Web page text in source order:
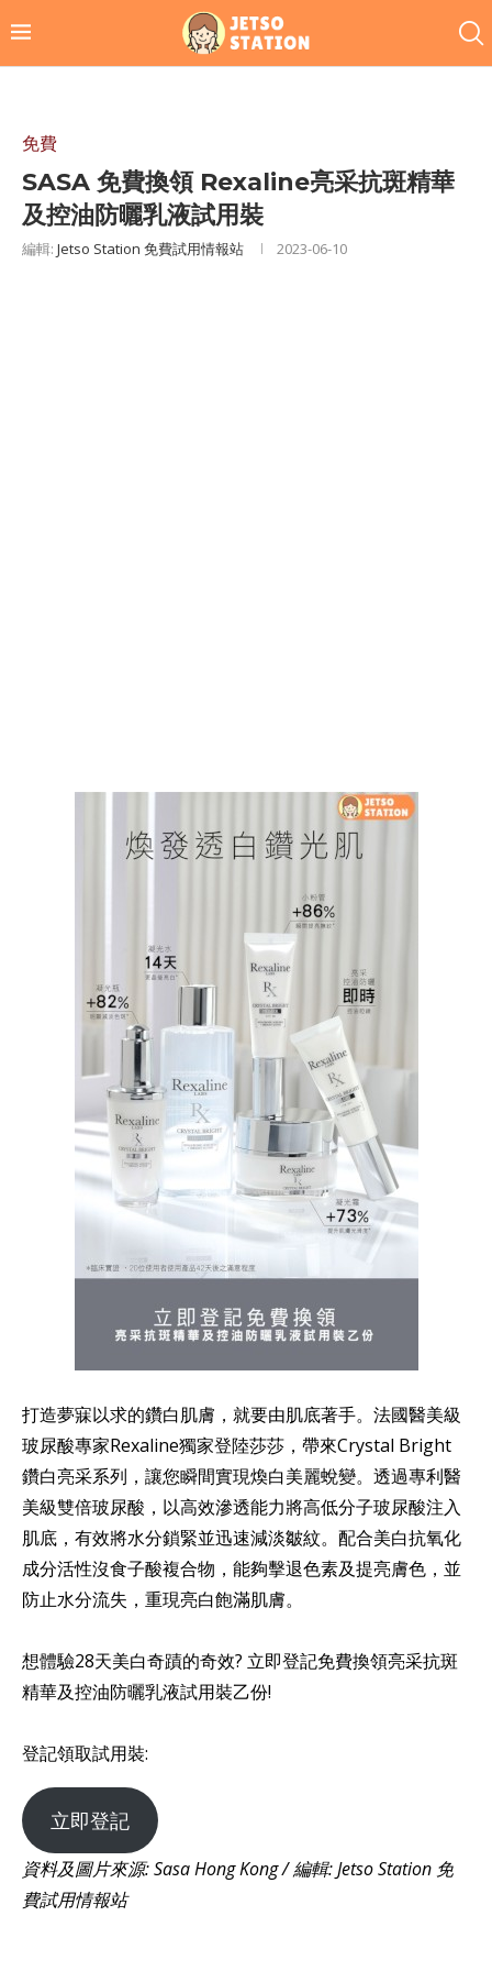
免費
SASA 免費換領 Rexaline亮采抗斑精華
及控油防曬乳液試用裝
編輯: Jetso Station 免費試用情報站 2023-06-10
打造夢寐以求的鑽白肌膚，就要由肌底著手。法國醫美級
玻尿酸專家Rexaline獨家登陸莎莎，帶來Crystal Bright
鑽白亮采系列，讓您瞬間實現煥白美麗蛻變。透過專利醫
美級雙倍玻尿酸，以高效滲透能力將高低分子玻尿酸注入
肌底，有效將水分鎖緊並迅速減淡皺紋。配合美白抗氧化
成分活性沒食子酸複合物，能夠擊退色素及提亮膚色，並
防止水分流失，重現亮白飽滿肌膚。
想體驗28天美白奇蹟的奇效? 立即登記免費換領亮采抗斑
精華及控油防曬乳液試用裝乙份!
登記領取試用裝:
立即登記
資料及圖片來源: Sasa Hong Kong / 編輯: Jetso Station 免
費試用情報站